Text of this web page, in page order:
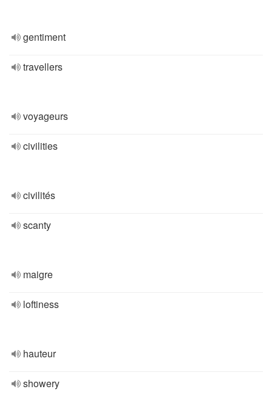
gentiment
travellers
voyageurs
civilities
civilités
scanty
maigre
loftiness
hauteur
showery